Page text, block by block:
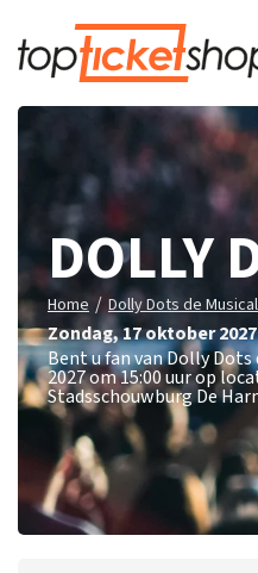
DOLLY
Home / Dolly Dots de Musical
zondag,17 oktober
Bent u fan van Dolly
2027 om 15:00 uur op
Stadsschouwburg De